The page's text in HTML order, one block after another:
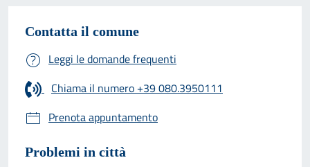
Contatta il comune
Leggi le domande frequenti
Chiama il numero +39 080.3950111
Prenota appuntamento
Problemi in città